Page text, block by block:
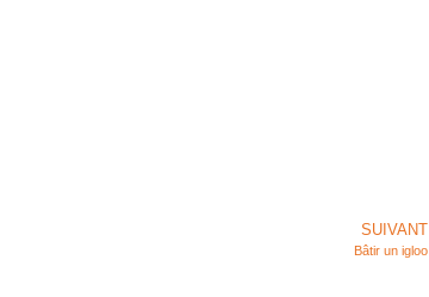
SUIVANT
Bâtir un igloo